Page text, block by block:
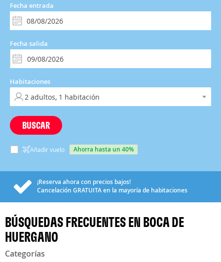
Fecha entrada
Fecha salida
Habitaciones
BUSCAR
Añadir vuelo ahorra hasta un 40%
¡Reserva ahora con precios bajos!
Cancelación GRATUITAen la mayoría de habitaciones
BÚSQUEDAS FRECUENTES EN BOCA DE
HUERGANO
Categorías